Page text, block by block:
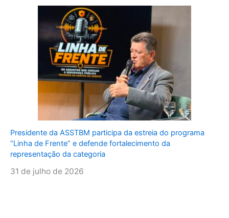
Presidente da ASSTBM participa da estreia do programa
“Linha de Frente” e defende fortalecimento da
representação da categoria
31 de julho de 2026